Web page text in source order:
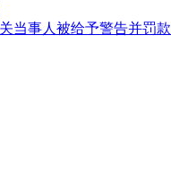
当事人被给予警告并罚款